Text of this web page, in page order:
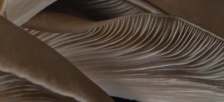
Abrir
a
transcrição
do
vídeo